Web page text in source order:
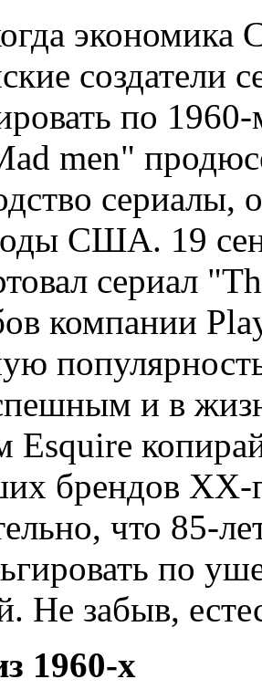
создатели
по
men"
сериалы,
США. 19
сериал
компании
и в
Esquire
брендов ХХ-
что 85-
по
Не забыв,
1960-х